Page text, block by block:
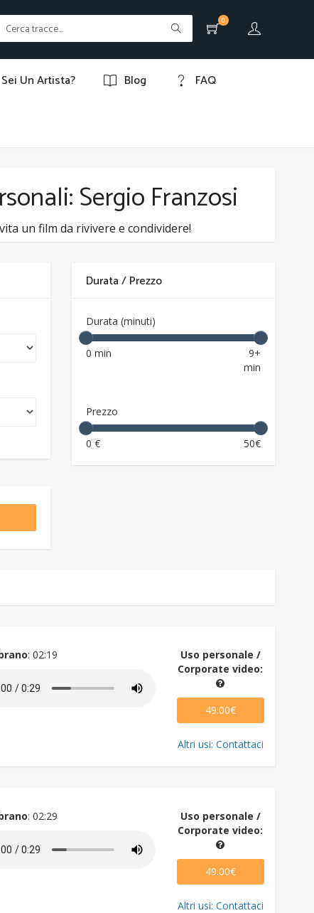
0
Sei Un Artista? Blog FAQ
Sergio Franzosi
un film da rivivere e condividere!
Durata / Prezzo
Durata (minuti)
0 min
9+
min
Prezzo
0 € 50€
: 02:19
Uso personale /
Corporate video:
49.00€
Altri usi: Contattaci
: 02:29
Uso personale /
Corporate video:
49.00€
Altri usi: Contattaci